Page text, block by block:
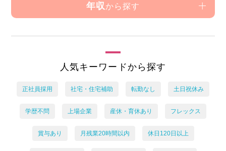
年収 から探す
人気キーワードから探す
正社員採用 社宅・住宅補助 転勤なし 土日祝休み
学歴不問 上場企業 産休・育休あり フレックス
賞与あり 月残業20時間以内 休日120日以上